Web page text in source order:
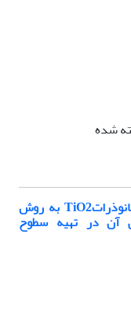
شده
بررسی اثر استیک اسید بر بازده سنتز نانوذراتTiO2 به روش
آن در تهیه سطوح